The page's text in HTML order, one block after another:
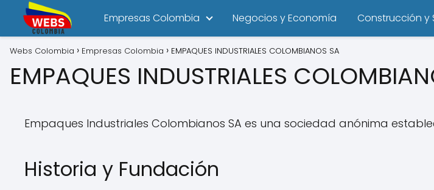
Empresas Colombia Negocios y Economía Construcción y
Webs Colombia Empresas Colombia EMPAQUES INDUSTRIALES COLOMBIANOS SA
EMPAQUES INDUSTRIALES
Empaques Industriales Colombianos SA es una sociedad anónima
Historia y Fundación